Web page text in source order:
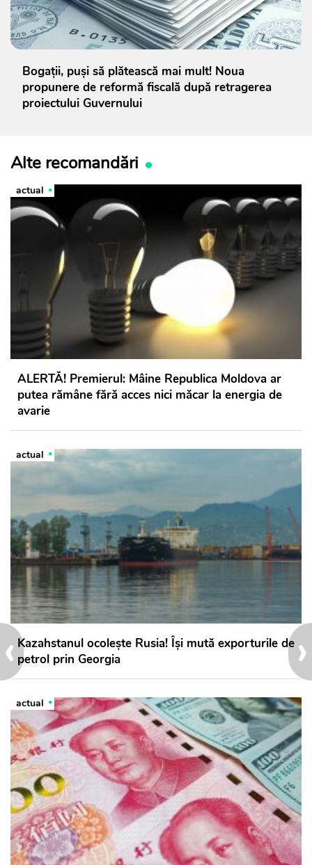
›
‹
Bogații, puși să plătească mai mult! Noua
propunere de reformă fiscală după retragerea
proiectului Guvernului
Alte recomandări
actual
ALERTĂ! Premierul: Mâine Republica Moldova ar
putea rămâne fără acces nici măcar la energia de
avarie
actual
Kazahstanul ocolește Rusia! Își mută exporturile de
petrol prin Georgia
actual